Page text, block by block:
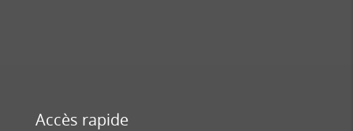
Accès rapide